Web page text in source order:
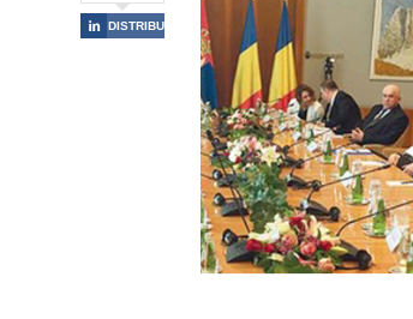
 DISTRIBUIE